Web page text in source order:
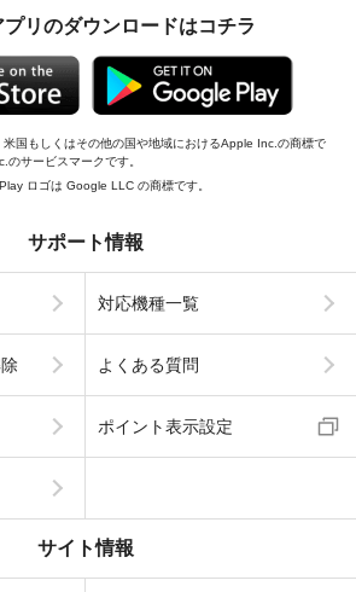
リのダウンロードはコチラ
国もしくはその他の国や地域におけるApple Inc.の商標で
サービスマークです。
ロゴは Google LLC の商標です。
サポート情報
対応機種一覧
よくある質問
ポイント表示設定
サイト情報